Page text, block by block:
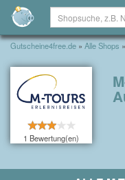
Gutscheine4free.de » Alle Shops »
1 Bewertung(en)